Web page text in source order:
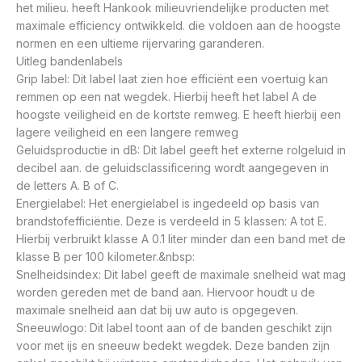
het milieu. heeft Hankook milieuvriendelijke producten met
maximale efficiency ontwikkeld. die voldoen aan de hoogste
normen en een ultieme rijervaring garanderen.
Uitleg bandenlabels
Grip label: Dit label laat zien hoe efficiënt een voertuig kan
remmen op een nat wegdek. Hierbij heeft het label A de
hoogste veiligheid en de kortste remweg. E heeft hierbij een
lagere veiligheid en een langere remweg
Geluidsproductie in dB: Dit label geeft het externe rolgeluid in
decibel aan. de geluidsclassificering wordt aangegeven in
de letters A. B of C.
Energielabel: Het energielabel is ingedeeld op basis van
brandstofefficiëntie. Deze is verdeeld in 5 klassen: A tot E.
Hierbij verbruikt klasse A 0.1 liter minder dan een band met de
klasse B per 100 kilometer.&nbsp:
Snelheidsindex: Dit label geeft de maximale snelheid wat mag
worden gereden met de band aan. Hiervoor houdt u de
maximale snelheid aan dat bij uw auto is opgegeven.
Sneeuwlogo: Dit label toont aan of de banden geschikt zijn
voor met ijs en sneeuw bedekt wegdek. Deze banden zijn